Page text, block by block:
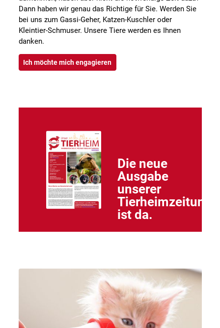
Dann haben wir genau das Richtige für Sie. Werden Sie
bei uns zum Gassi-Geher, Katzen-Kuschler oder
Kleintier-Schmuser. Unsere Tiere werden es Ihnen
danken.
Ich möchte mich engagieren
Die neue
Ausgabe
unserer
Tierheimzeitung
ist da.